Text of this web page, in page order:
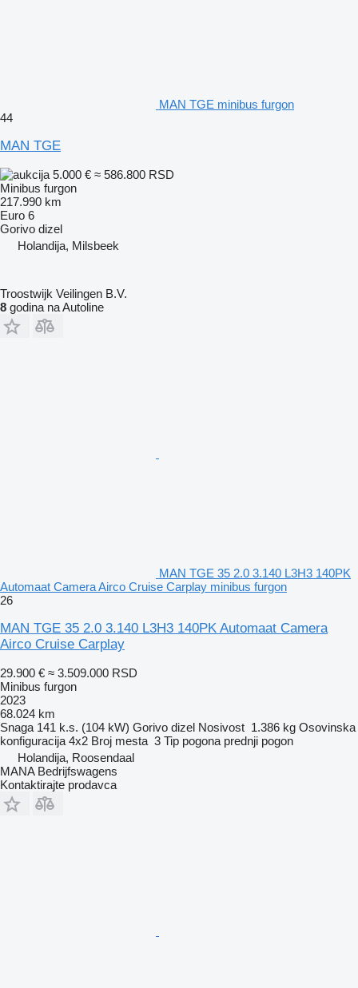
MAN TGE minibus furgon
44
MAN TGE
5.000 € ≈ 586.800 RSD
Minibus furgon
217.990 km
Euro 6
Gorivo dizel
Holandija, Milsbeek
Troostwijk Veilingen B.V.
8 godina na Autoline
MAN TGE 35 2.0 3.140 L3H3 140PK
Automaat Camera Airco Cruise Carplay minibus furgon
26
MAN TGE 35 2.0 3.140 L3H3 140PK Automaat Camera
Airco Cruise Carplay
29.900 € ≈ 3.509.000 RSD
Minibus furgon
2023
68.024 km
Snaga 141 k.s. (104 kW) Gorivo dizel Nosivost 1.386 kg Osovinska
konfiguracija 4x2 Broj mesta 3 Tip pogona prednji pogon
Holandija, Roosendaal
MANA Bedrijfswagens
Kontaktirajte prodavca